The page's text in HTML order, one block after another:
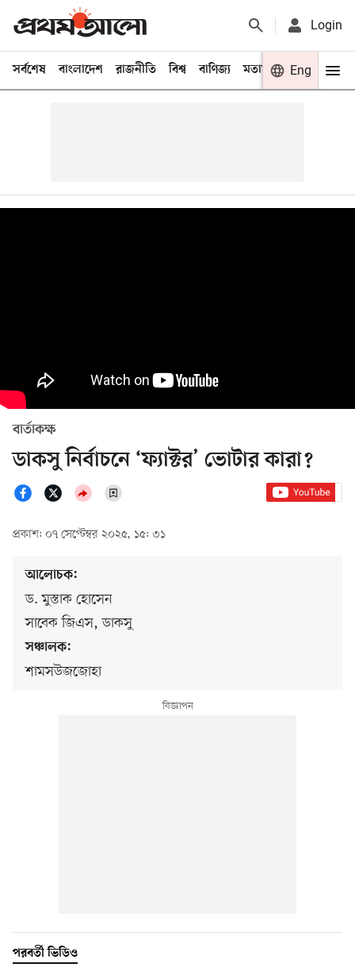
Login
সর্বশেষ বাংলাদেশ রাজনীতি বিশ্ব বাণিজ্য মতামত খেলা
Eng
বার্তাকক্ষ
ডাকসু নির্বাচনে ‘ফ্যাক্টর’ ভোটার কারা?
প্রকাশ: ০৭ সেপ্টেম্বর ২০২৫, ১৫: ৩১
আলোচক:
ড. মুস্তাক হোসেন
সাবেক জিএস, ডাকসু
সঞ্চালক:
শামসউজজোহা
পরবর্তী ভিডিও